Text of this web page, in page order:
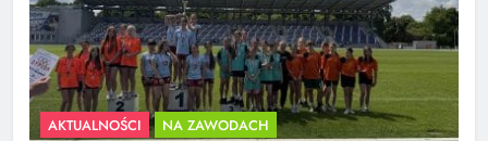
AKTUALNOŚCI NA ZAWODACH